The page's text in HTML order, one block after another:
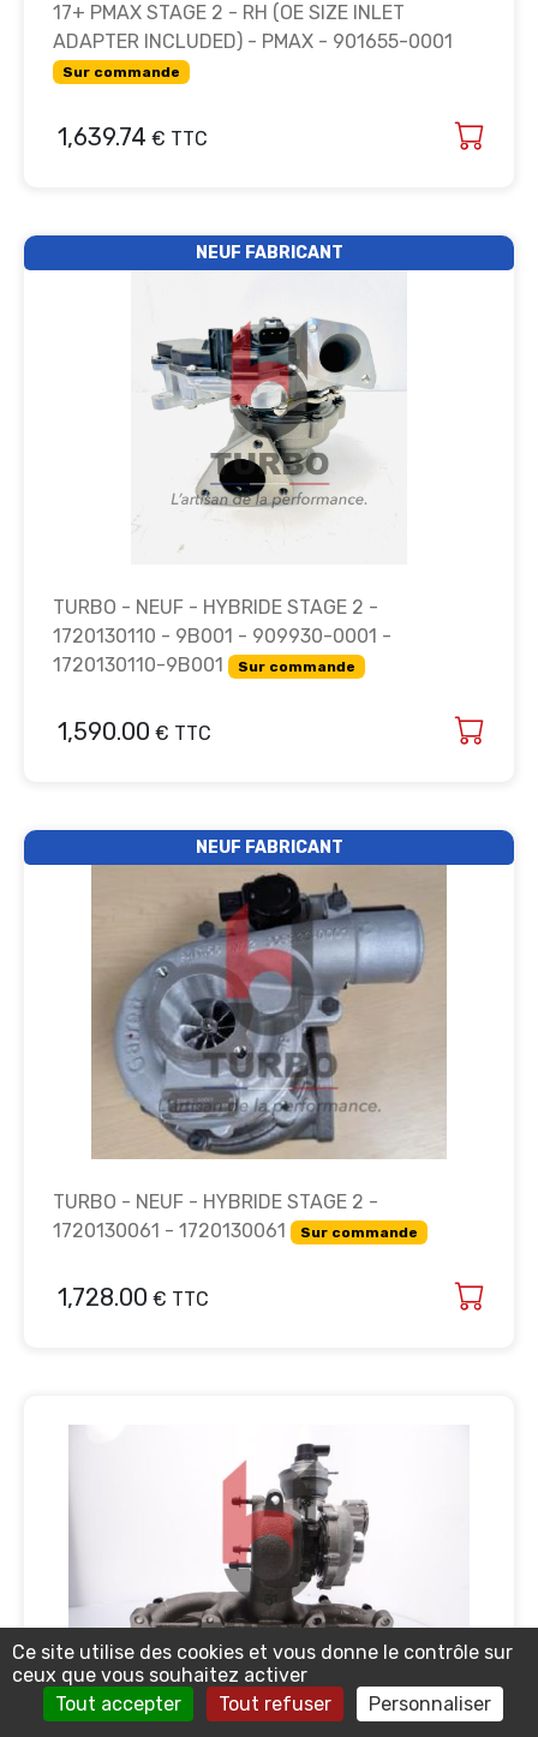
17+ PMAX STAGE 2 - RH (OE SIZE INLET
ADAPTER INCLUDED) - PMAX - 901655-0001
Sur commande
1,639.74 € TTC
NEUF FABRICANT
TURBO - NEUF - HYBRIDE STAGE 2 -
1720130110 - 9B001 - 909930-0001 -
1720130110-9B001
Sur commande
1,590.00 € TTC
NEUF FABRICANT
TURBO - NEUF - HYBRIDE STAGE 2 -
1720130061 - 1720130061
Sur commande
1,728.00 € TTC
Ce site utilise des cookies et vous donne le contrôle sur
ceux que vous souhaitez activer
Tout accepter
Tout refuser Personnaliser